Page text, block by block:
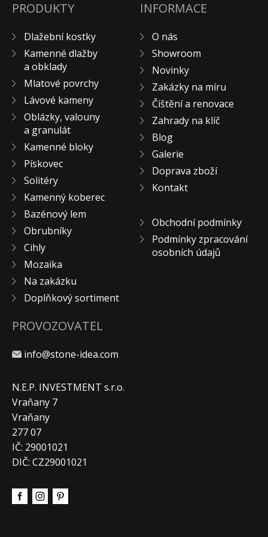
Pískovec
Solitéry
Kamenné bloky
Výrobky z kamene na zakázku
BERA GRAVEL FIX
Creative Floor
Terazzo
Doplňkový sortiment
DLAŽEBNÍ KOSTKY
KAMENNÉ DLAŽBY, OBKLADY
MLATOVÉ POVRCHY
ZAKÁZKY NA MÍRU
VÝPRODEJ
NOVINKY
BLOG
KONTAKT
PRODUKTY
Dlažební kostky
Kamenné dlažby
a obklady
Mlatové povrchy
Lávové kameny
Oblázky, valouny
a granulát
Kamenné bloky
Pískovec
Solitéry
Kamenný koberec
Bazénový lem
Obrubníky
Cihly
Mozaika
Na zakázku
Doplňkový sortiment
INFORMACE
O nás
Showroom
Novinky
Zakázky na míru
Čištění a renovace
Zahrady na klíč
Blog
Galerie
Doprava zboží
Kontakt
Obchodní podmínky
Podmínky zpracování
osobních údajů
PROVOZOVATEL
info@stone-idea.com
N.E.P. INVESTMENT s.r.o.
Vraňany 7
Vraňany
277 07
IČ: 29001021
DIČ: CZ29001021